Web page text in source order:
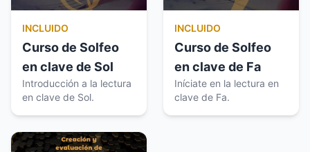
INCLUIDO
Curso de Solfeo
en clave de Sol
Introducción a la lectura
en clave de Sol.
INCLUIDO
Curso de Solfeo
en clave de Fa
Iníciate en la lectura en
clave de Fa.